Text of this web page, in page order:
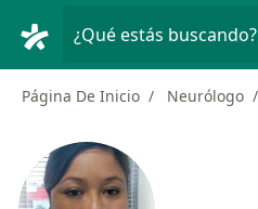
¿Qué estás buscando?
Página De Inicio Neurólogo